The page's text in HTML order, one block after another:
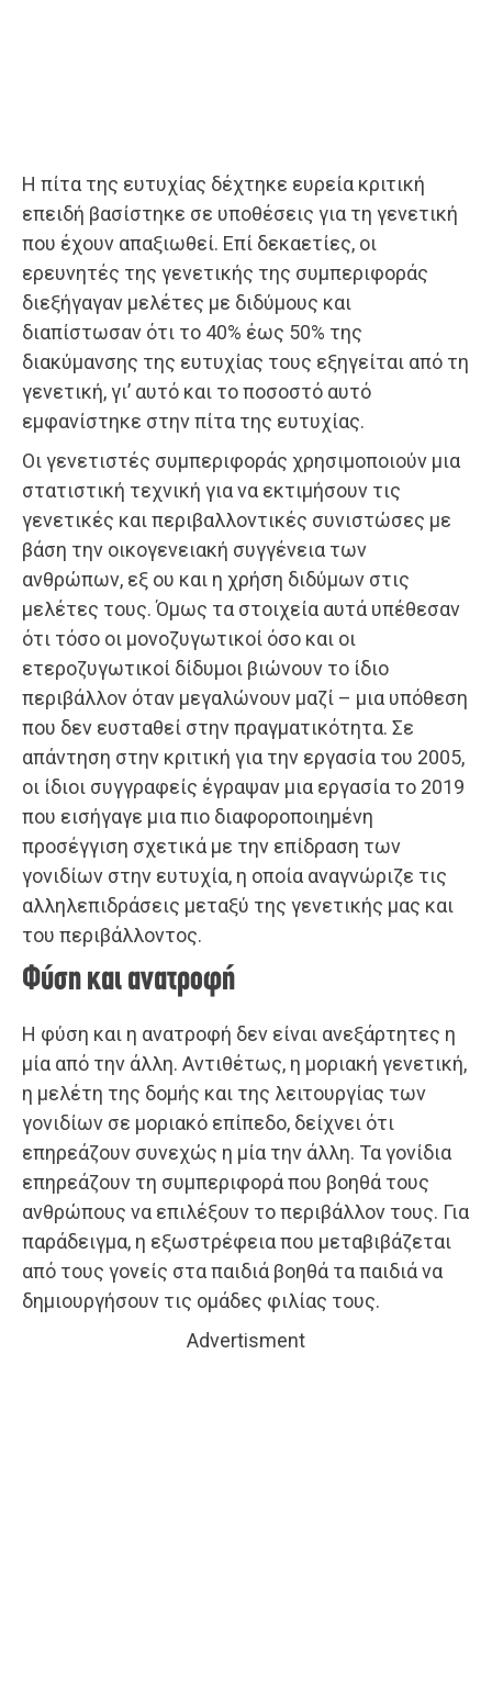
Η πίτα της ευτυχίας δέχτηκε ευρεία κριτική
επειδή βασίστηκε σε υποθέσεις για τη γενετική
που έχουν απαξιωθεί. Επί δεκαετίες, οι
ερευνητές της γενετικής της συμπεριφοράς
διεξήγαγαν μελέτες με διδύμους και
διαπίστωσαν ότι το 40% έως 50% της
διακύμανσης της ευτυχίας τους εξηγείται από τη
γενετική, γι’ αυτό και το ποσοστό αυτό
εμφανίστηκε στην πίτα της ευτυχίας.
Οι γενετιστές συμπεριφοράς χρησιμοποιούν μια
στατιστική τεχνική για να εκτιμήσουν τις
γενετικές και περιβαλλοντικές συνιστώσες με
βάση την οικογενειακή συγγένεια των
ανθρώπων, εξ ου και η χρήση διδύμων στις
μελέτες τους. Όμως τα στοιχεία αυτά υπέθεσαν
ότι τόσο οι μονοζυγωτικοί όσο και οι
ετεροζυγωτικοί δίδυμοι βιώνουν το ίδιο
περιβάλλον όταν μεγαλώνουν μαζί – μια υπόθεση
που δεν ευσταθεί στην πραγματικότητα. Σε
απάντηση στην κριτική για την εργασία του 2005,
οι ίδιοι συγγραφείς έγραψαν μια εργασία το 2019
που εισήγαγε μια πιο διαφοροποιημένη
προσέγγιση σχετικά με την επίδραση των
γονιδίων στην ευτυχία, η οποία αναγνώριζε τις
αλληλεπιδράσεις μεταξύ της γενετικής μας και
του περιβάλλοντος.
Φύση και ανατροφή
Η φύση και η ανατροφή δεν είναι ανεξάρτητες η
μία από την άλλη. Αντιθέτως, η μοριακή γενετική,
η μελέτη της δομής και της λειτουργίας των
γονιδίων σε μοριακό επίπεδο, δείχνει ότι
επηρεάζουν συνεχώς η μία την άλλη. Τα γονίδια
επηρεάζουν τη συμπεριφορά που βοηθά τους
ανθρώπους να επιλέξουν το περιβάλλον τους. Για
παράδειγμα, η εξωστρέφεια που μεταβιβάζεται
από τους γονείς στα παιδιά βοηθά τα παιδιά να
δημιουργήσουν τις ομάδες φιλίας τους.
Advertisment